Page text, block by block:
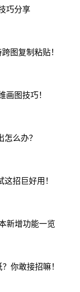
巧分享
图复制粘贴！
画图技巧！
么办？
招巨好用！
新增功能一览
你敢接招嘛！